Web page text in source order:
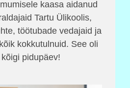
kaasa aidanud
Tartu Ülikoolis,
töötubade vedajaid ja
kokkutulnuid. See oli
pidupäev!